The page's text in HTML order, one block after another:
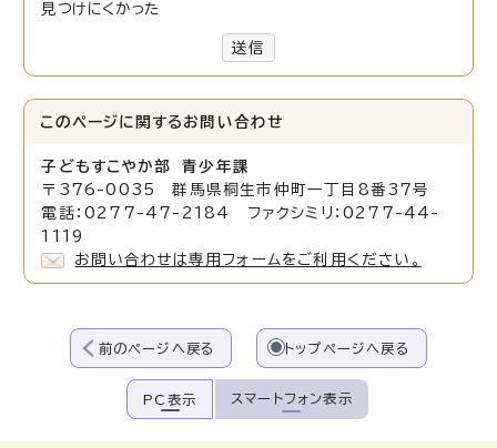
見つけにくかった
送信
このページに関する お問い合わせ
子どもすこやか部 青少年課
〒376-0035 群馬県桐生市仲町一丁目8番37号
電話：0277-47-2184 ファクシミリ：0277-44-
1119
お問い合わせは専用フォームをご利用ください。
前のページへ戻る トップページへ戻る
PC表示 スマートフォン表示